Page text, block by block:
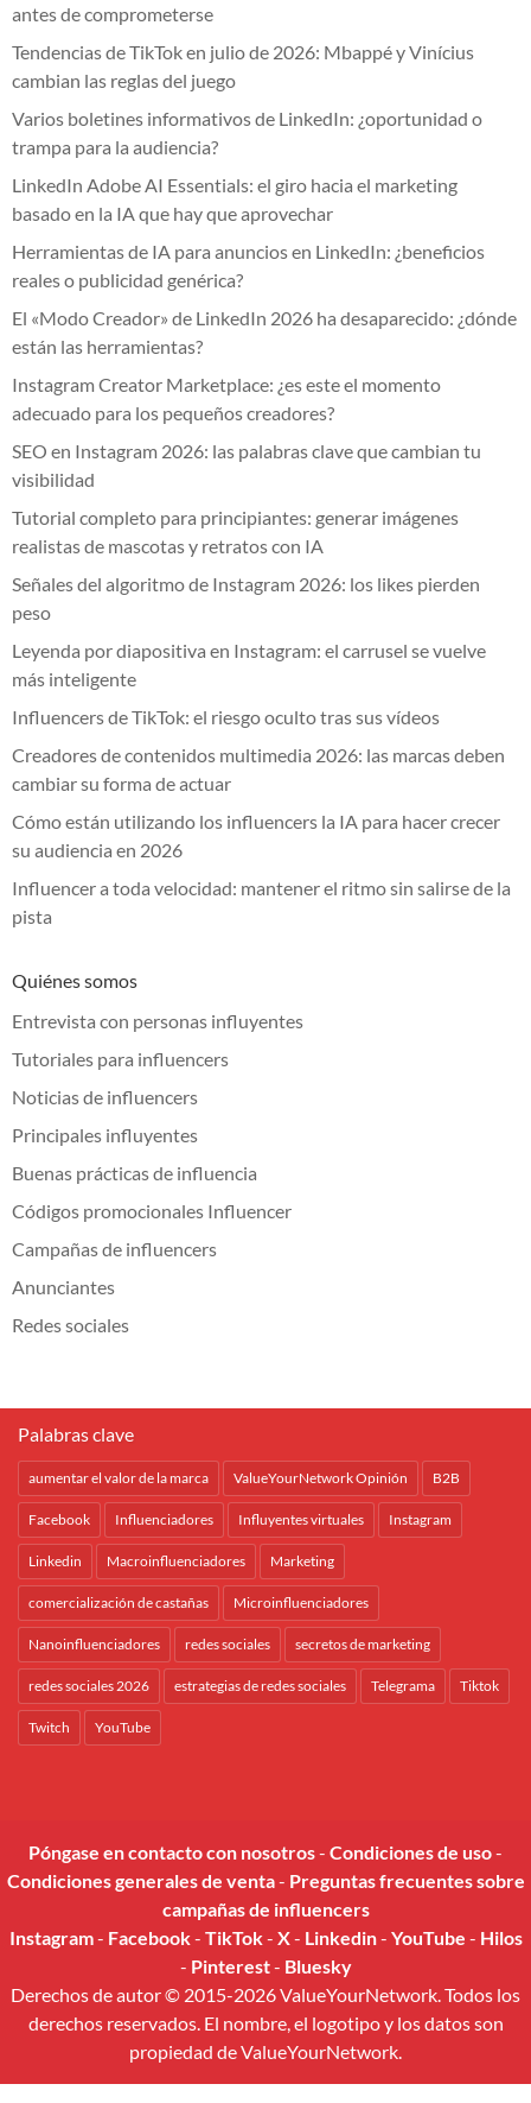
antes de comprometerse
Tendencias de TikTok en julio de 2026: Mbappé y Vinícius
cambian las reglas del juego
Varios boletines informativos de LinkedIn: ¿oportunidad o
trampa para la audiencia?
LinkedIn Adobe AI Essentials: el giro hacia el marketing
basado en la IA que hay que aprovechar
Herramientas de IA para anuncios en LinkedIn: ¿beneficios
reales o publicidad genérica?
El «Modo Creador» de LinkedIn 2026 ha desaparecido: ¿dónde
están las herramientas?
Instagram Creator Marketplace: ¿es este el momento
adecuado para los pequeños creadores?
SEO en Instagram 2026: las palabras clave que cambian tu
visibilidad
Tutorial completo para principiantes: generar imágenes
realistas de mascotas y retratos con IA
Señales del algoritmo de Instagram 2026: los likes pierden
peso
Leyenda por diapositiva en Instagram: el carrusel se vuelve
más inteligente
Influencers de TikTok: el riesgo oculto tras sus vídeos
Creadores de contenidos multimedia 2026: las marcas deben
cambiar su forma de actuar
Cómo están utilizando los influencers la IA para hacer crecer
su audiencia en 2026
Influencer a toda velocidad: mantener el ritmo sin salirse de la
pista
Quiénes somos
Entrevista con personas influyentes
Tutoriales para influencers
Noticias de influencers
Principales influyentes
Buenas prácticas de influencia
Códigos promocionales Influencer
Campañas de influencers
Anunciantes
Redes sociales
Palabras clave
aumentar el valor de la marca ValueYourNetwork Opinión B2B
Facebook Influenciadores Influyentes virtuales Instagram
Linkedin Macroinfluenciadores Marketing
comercialización de castañas Microinfluenciadores
Nanoinfluenciadores redes sociales secretos de marketing
redes sociales 2026 estrategias de redes sociales Telegrama Tiktok
Twitch YouTube
Póngase en contacto con nosotros- Condiciones de uso-
Condiciones generales de venta- Preguntas frecuentes sobre
campañas de influencers
Instagram- Facebook- TikTok- X- Linkedin- YouTube - Hilos
- Pinterest- Bluesky
Derechos de autor © 2015-2026 ValueYourNetwork. Todos los
derechos reservados. El nombre, el logotipo y los datos son
propiedad de ValueYourNetwork.